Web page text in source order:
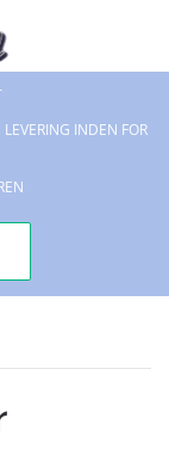
INDEN FOR